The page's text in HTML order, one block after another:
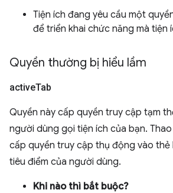
Tiện ích đang yêu cầu một
để triển khai chức năng mà tiện
Quyền thường bị hiểu lầm
activeTab
Quyền này cấp quyền truy cập tạm
người dùng gọi tiện ích của bạn.
cấp quyền truy cập thụ động vào thẻ
tiêu điểm của người dùng.
Khi nào thì bắt buộc?